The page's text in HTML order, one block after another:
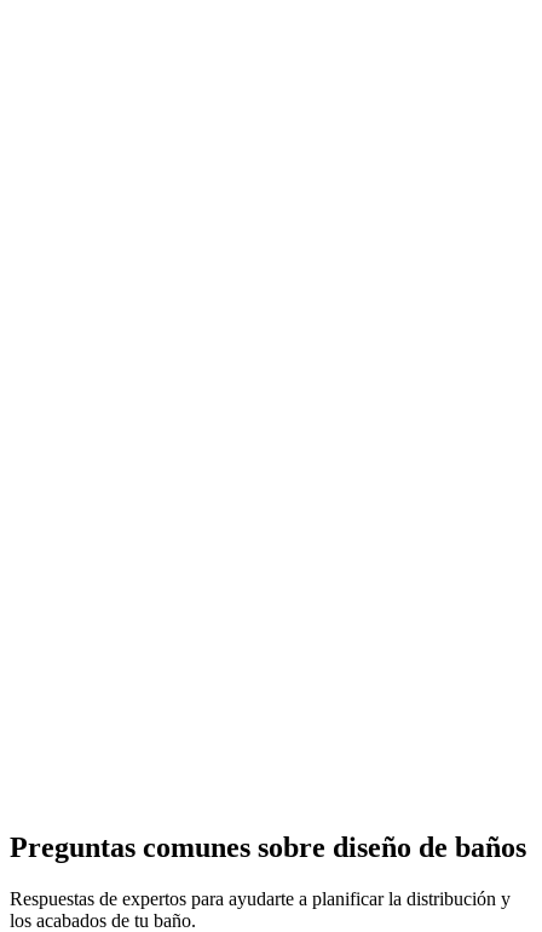
Diseñar mi baño de sótano
Preguntas comunes sobre diseño de baños
Respuestas de expertos para ayudarte a planificar la distribución y
los acabados de tu baño.